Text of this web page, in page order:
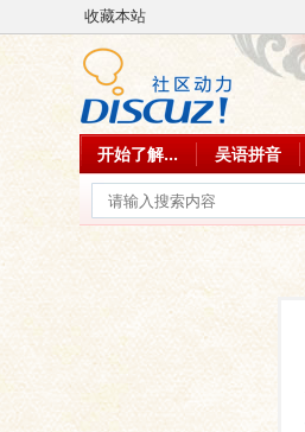
收藏本站
开始了解... 吴语拼音